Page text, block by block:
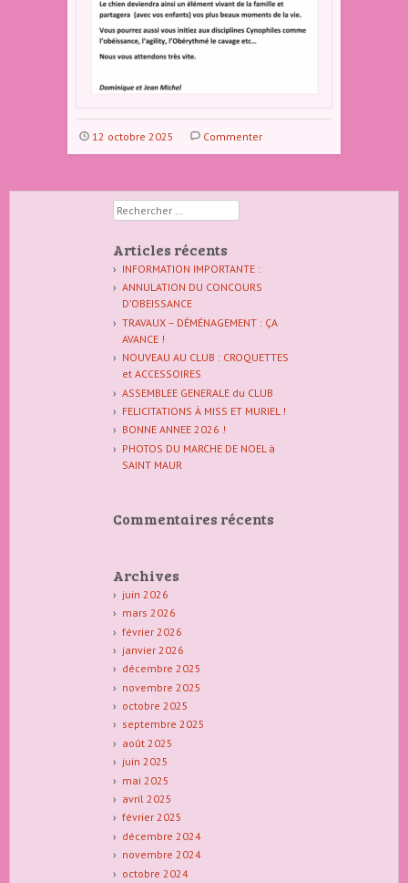
12 octobre 2025 Commenter
Rechercher
Articles récents
INFORMATION IMPORTANTE :
ANNULATION DU CONCOURS
D’OBEISSANCE
TRAVAUX – DÉMÉNAGEMENT : ÇA
AVANCE !
NOUVEAU AU CLUB : CROQUETTES
et ACCESSOIRES
ASSEMBLEE GENERALE du CLUB
FELICITATIONS À MISS ET MURIEL !
BONNE ANNEE 2026 !
PHOTOS DU MARCHE DE NOEL à
SAINT MAUR
Commentaires récents
Archives
juin 2026
mars 2026
février 2026
janvier 2026
décembre 2025
novembre 2025
octobre 2025
septembre 2025
août 2025
juin 2025
mai 2025
avril 2025
février 2025
décembre 2024
novembre 2024
octobre 2024